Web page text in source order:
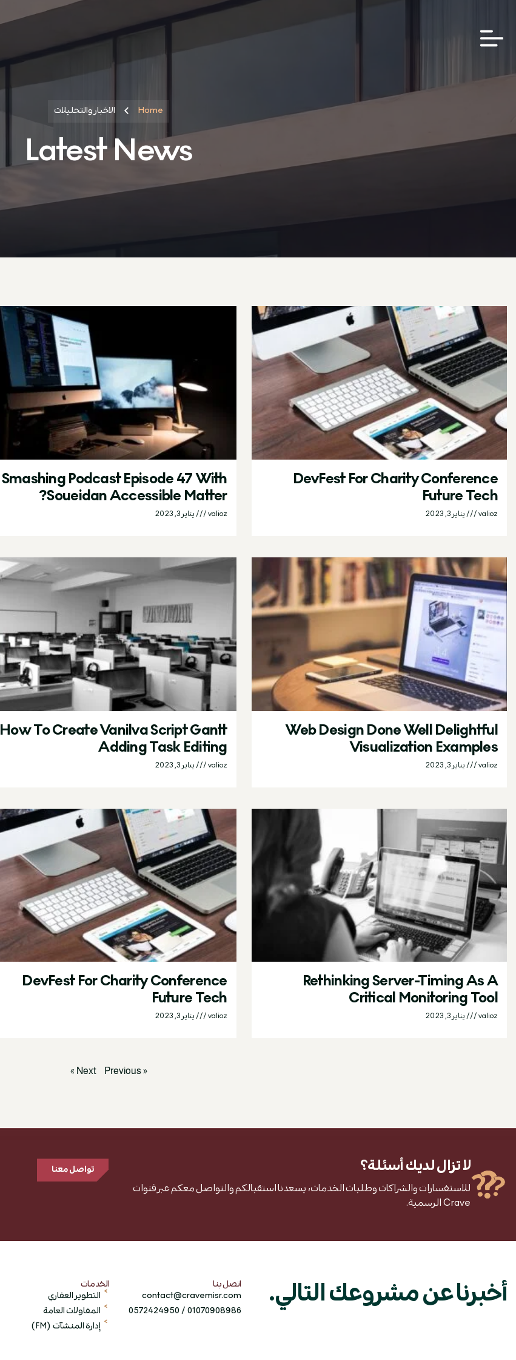
Latest News
Home الاخبار والتحليلات
DevFest For Charity Conference
Future Tech
valioz يناير 3, 2023
Smashing Podcast Episode 47 With
Soueidan Accessible Matter?
valioz يناير 3, 2023
Web Design Done Well Delightful
Visualization Examples
valioz يناير 3, 2023
How To Create Vanilva Script Gantt
Adding Task Editing
valioz يناير 3, 2023
Rethinking Server-Timing As A
Critical Monitoring Tool
valioz يناير 3, 2023
DevFest For Charity Conference
Future Tech
valioz يناير 3, 2023
« Previous
Next »
تواصل معنا لا تزال لديك أسئلة؟
للاستفسارات والشراكات وطلبات الخدمات، يسعدنا استقبالكم والتواصل معكم عبر قنوات
Crave الرسمية.
أخبرنا عن مشروعك التالي.
اتصل بنا
contact@cravemisr.com
01070908986 / 0572424950
الخدمات
التطوير العقاري
المقاولات العامة
إدارة المنشآت (FM)